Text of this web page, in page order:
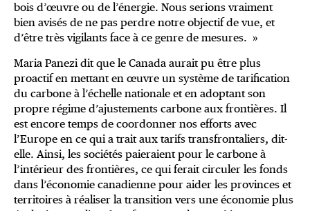
bois d’œuvre ou de l’énergie. Nous serions vraiment
bien avisés de ne pas perdre notre objectif de vue, et
d’être très vigilants face à ce genre de mesures. »
Maria Panezi dit que le Canada aurait pu être plus
proactif en mettant en œuvre un système de tarification
du carbone à l’échelle nationale et en adoptant son
propre régime d’ajustements carbone aux frontières. Il
est encore temps de coordonner nos efforts avec
l’Europe en ce qui a trait aux tarifs transfrontaliers, dit-
elle. Ainsi, les sociétés paieraient pour le carbone à
l’intérieur des frontières, ce qui ferait circuler les fonds
dans l’économie canadienne pour aider les provinces et
territoires à réaliser la transition vers une économie plus